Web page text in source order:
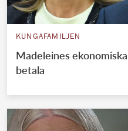
KUNGAFAMILJEN
Madeleines
betala